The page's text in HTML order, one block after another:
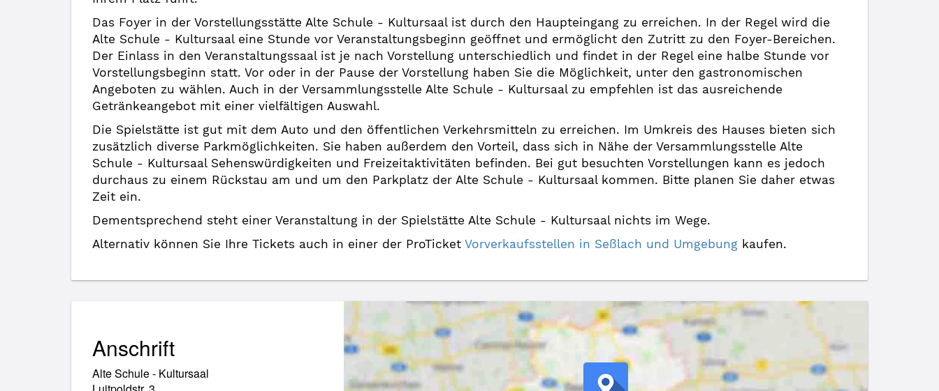
Das Foyer in der Vorstellungsstätte Alte Schule - Kultursaal ist durch den Haupteingang zu erreichen. In der Regel wird die
Alte Schule - Kultursaal eine Stunde vor Veranstaltungsbeginn geöffnet und ermöglicht den Zutritt zu den Foyer-Bereichen.
Der Einlass in den Veranstaltungssaal ist je nach Vorstellung unterschiedlich und findet in der Regel eine halbe Stunde vor
Vorstellungsbeginn statt. Vor oder in der Pause der Vorstellung haben Sie die Möglichkeit, unter den gastronomischen
Angeboten zu wählen. Auch in der Versammlungsstelle Alte Schule - Kultursaal zu empfehlen ist das ausreichende
Getränkeangebot mit einer vielfältigen Auswahl.
Die Spielstätte ist gut mit dem Auto und den öffentlichen Verkehrsmitteln zu erreichen. Im Umkreis des Hauses bieten sich
zusätzlich diverse Parkmöglichkeiten. Sie haben außerdem den Vorteil, dass sich in Nähe der Versammlungsstelle Alte
Schule - Kultursaal Sehenswürdigkeiten und Freizeitaktivitäten befinden. Bei gut besuchten Vorstellungen kann es jedoch
durchaus zu einem Rückstau am und um den Parkplatz der Alte Schule - Kultursaal kommen. Bitte planen Sie daher etwas
Zeit ein.
Dementsprechend steht einer Veranstaltung in der Spielstätte Alte Schule - Kultursaal nichts im Wege.
Alternativ können Sie Ihre Tickets auch in einer der ProTicket Vorverkaufsstellen in Seßlach und Umgebung kaufen.
Anschrift
Alte Schule - Kultursaal